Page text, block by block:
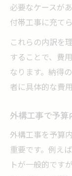
必要なケースが
付帯工事に充て
これらの内訳を
することで、費
なります。納得
者に具体的な費
外構工事で予
外構工事を予算
重要です。例え
トが一般的です